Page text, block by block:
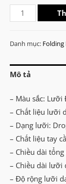
Benchmade
535BK-
AXIS
Frag
Folding
Knife
(BK-
SV)
số
lượng
Danh mục: Folding
Mô tả
– Màu sắc: Lưỡi
– Chất liệu lưỡi
– Dạng lưỡi:
– Chất liệu tay
– Chiều dài
– Chiều dài lưỡi
– Độ rộng lưỡi